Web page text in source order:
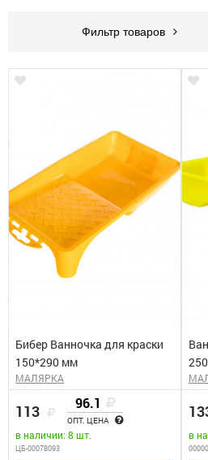
Фильтр товаров
Бибер Ванночка для краски
150*290 мм
МАЛЯРКА
113 96.1
ОПТ. ЦЕНА
в наличии: 8 шт.
ЦБ-00078093
в